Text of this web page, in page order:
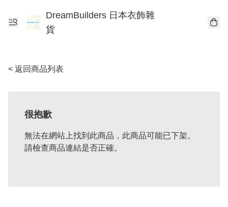
DreamBuilders 日本衣飾雜
貨
< 返回商品列表
很抱歉
無法在網站上找到此商品，此商品可能已下架。
請檢查商品連結是否正確。